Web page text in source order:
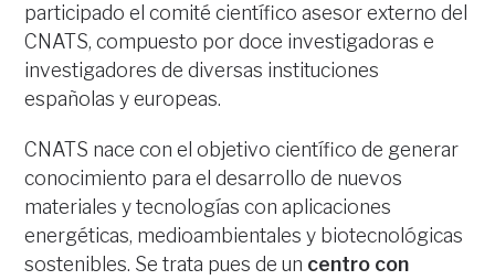
participado el comité científico asesor externo del
CNATS, compuesto por doce investigadoras e
investigadores de diversas instituciones
españolas y europeas.
CNATS nace con el objetivo científico de generar
conocimiento para el desarrollo de nuevos
materiales y tecnologías con aplicaciones
energéticas, medioambientales y biotecnológicas
sostenibles. Se trata pues de un centro con